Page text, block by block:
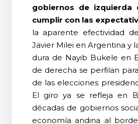
gobiernos de izquierda
cumplir con las
la aparente efectividad
Javier Milei en Argentina y
dura de Nayib Bukele en
de derecha se perfilan
de las elecciones
El giro ya se refleja en
décadas de gobiernos
economía andina al